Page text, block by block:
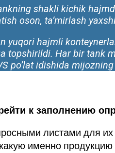
shakli kichik
oson, ta’mirlash
yuqori hajmli
topshirildi. Har bir tank
idishida mijozning
к заполнению
листами для
именно